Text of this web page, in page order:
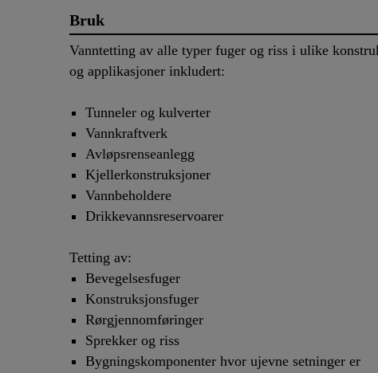
Bruk
Vanntetting av alle typer fuger og riss i ulike
og applikasjoner inkludert:
Tunneler og kulverter
Vannkraftverk
Avløpsrenseanlegg
Kjellerkonstruksjoner
Vannbeholdere
Drikkevannsreservoarer
Tetting av:
Bevegelsesfuger
Konstruksjonsfuger
Rørgjennomføringer
Sprekker og riss
Bygningskomponenter hvor ujevne setninger er